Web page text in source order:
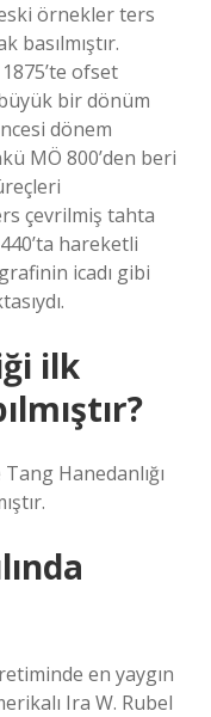
eski örnekler ters
basılmıştır.
ofset
bir dönüm
dönem
MÖ 800’den beri
çevrilmiş tahta
hareketli
icadı gibi
ilk
Hanedanlığı
en yaygın
Ira W. Rubel